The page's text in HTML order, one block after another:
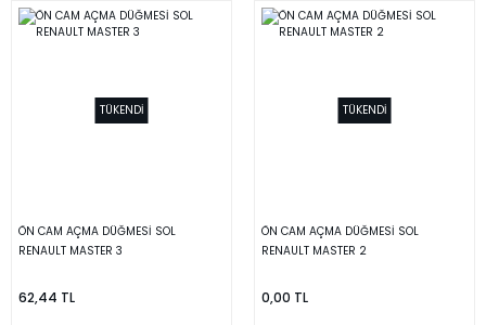
TÜKENDİ
ÖN CAM AÇMA DÜĞMESİ SOL
RENAULT MASTER 3
62,44 TL
TÜKENDİ
ÖN CAM AÇMA DÜĞMESİ SOL
RENAULT MASTER 2
0,00 TL